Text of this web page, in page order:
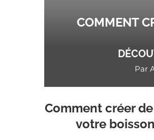
COMMENT
Par
Comment créer
votre